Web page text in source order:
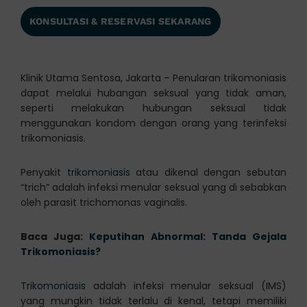
KONSULTASI & RESERVASI SEKARANG
Klinik Utama Sentosa, Jakarta – Penularan trikomoniasis
dapat melalui hubangan seksual yang tidak aman,
seperti melakukan hubungan seksual tidak
menggunakan kondom dengan orang yang terinfeksi
trikomoniasis.
Penyakit trikomoniasis atau dikenal dengan sebutan
“trich” adalah infeksi menular seksual yang di sebabkan
oleh parasit trichomonas vaginalis.
Baca Juga: Keputihan Abnormal: Tanda Gejala
Trikomoniasis?
Trikomoniasis adalah infeksi menular seksual (IMS)
yang mungkin tidak terlalu di kenal, tetapi memiliki